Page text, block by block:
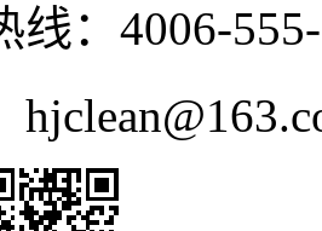
线：4006-